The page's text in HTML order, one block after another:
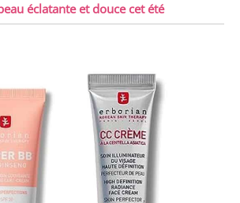
éclatante et douce cet été